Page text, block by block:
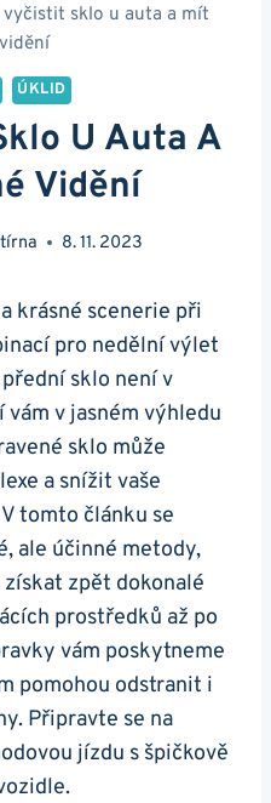
vyčistit sklo u auta a mít
ÚKLID
U Auta A
Vidění
8. 11. 2023
krásné scenerie při
pro⁣ nedělní výlet
sklo není v
v jasném výhledu
sklo může
a snížit vaše
tomto článku se⁢
ale⁤ účinné metody,
zpět dokonalé
prostředků až po‌
vám⁣ poskytneme
pomohou odstranit i
Připravte se na
jízdu ⁢s špičkově